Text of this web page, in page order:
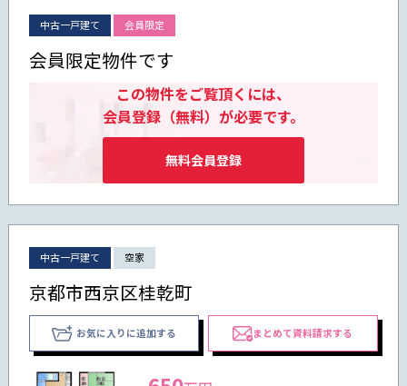
中古一戸建て 会員限定
会員限定物件です
この物件をご覧頂くには、
会員登録（無料）が必要です。
無料会員登録
中古一戸建て 空家
京都市西京区桂乾町
お気に入りに追加する まとめて資料請求する